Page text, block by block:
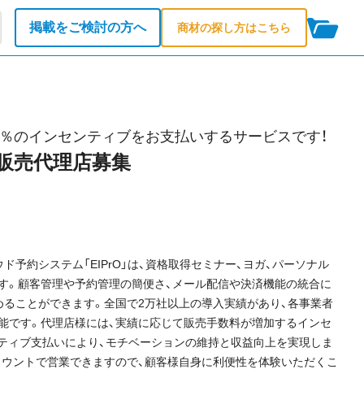
掲載をご検討の方へ 商材の探し方はこちら
のインセンティブをお支払いするサービスです！
売代理店募集
予約システム「EIPrO」は、資格取得セミナー、ヨガ、パーソナル
顧客管理や予約管理の簡便さ、メール配信や決済機能の統合に
ことができます。全国で2万社以上の導入実績があり、各事業者
す。代理店様には、実績に応じて販売手数料が増加するインセ
ブ支払いにより、モチベーションの維持と収益向上を実現しま
ントで営業できますので、顧客様自身に利便性を体験いただくこ